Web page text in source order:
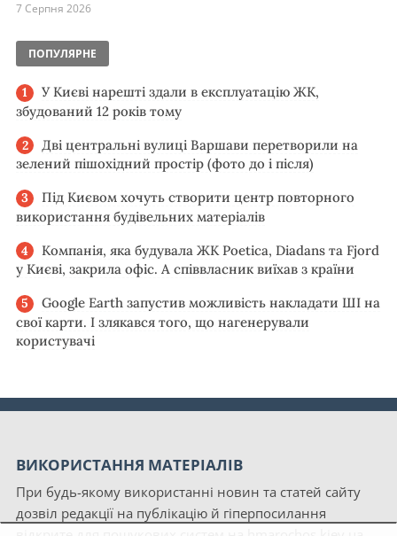
7 Серпня 2026
ПОПУЛЯРНЕ
У Києві нарешті здали в експлуатацію ЖК,
збудований 12 років тому
Дві центральні вулиці Варшави перетворили на
зелений пішохідний простір (фото до і після)
Під Києвом хочуть створити центр повторного
використання будівельних матеріалів
Компанія, яка будувала ЖК Poetica, Diadans та Fjord
у Києві, закрила офіс. А співвласник виїхав з країни
Google Earth запустив можливість накладати ШІ на
свої карти. І злякався того, що нагенерували
користувачі
ВИКОРИСТАННЯ МАТЕРІАЛІВ
При будь-якому використанні новин та статей сайту
дозвіл редакції на публікацію й гіперпосилання